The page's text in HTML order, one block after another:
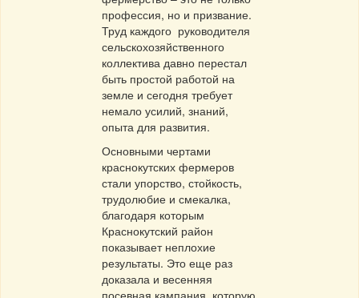
профессия, но и призвание.
Труд каждого руководителя
сельскохозяйственного
коллектива давно перестал
быть простой работой на
земле и сегодня требует
немало усилий, знаний,
опыта для развития.
Основными чертами
краснокутских фермеров
стали упорство, стойкость,
трудолюбие и смекалка,
благодаря которым
Краснокутский район
показывает неплохие
результаты. Это еще раз
доказала и весенняя